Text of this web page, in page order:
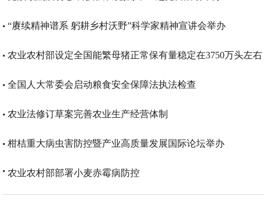
“赓续精神谱系 躬耕乡村沃野”科学家精神宣讲会举办
农业农村部设定全国能繁母猪正常保有量稳定在3750万头左右
全国人大常委会启动粮食安全保障法执法检查
农业法修订草案完善农业生产经营体制
柑桔重大病虫害防控暨产业高质量发展国际论坛举办
农业农村部部署小麦赤霉病防控